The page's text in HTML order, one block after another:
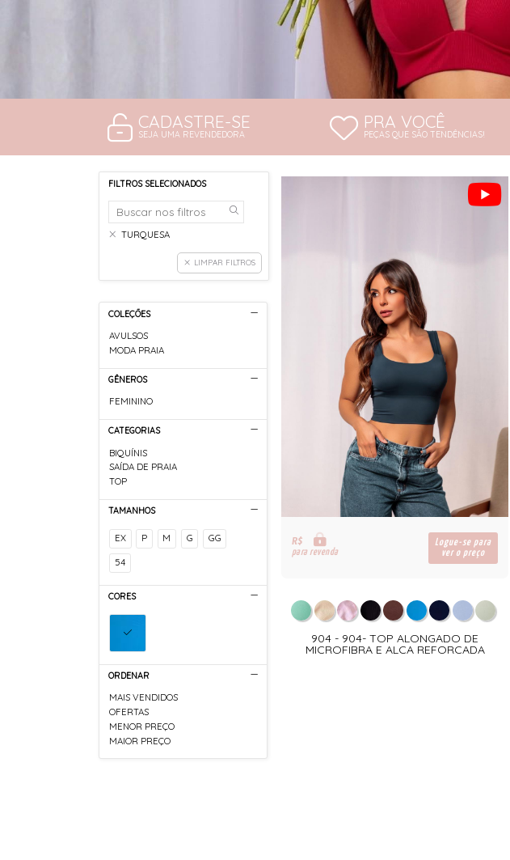
CADASTRE-SE
SEJA UMA REVENDEDORA
PRA VOCÊ
PEÇAS QUE SÃO TENDÊNCIAS!
FILTROS SELECIONADOS
TURQUESA
LIMPAR FILTROS
COLEÇÕES
AVULSOS
MODA PRAIA
GÊNEROS
FEMININO
CATEGORIAS
BIQUÍNIS
SAÍDA DE PRAIA
TOP
TAMANHOS
EX P M G GG
54
CORES
ORDENAR
MAIS VENDIDOS
OFERTAS
MENOR PREÇO
MAIOR PREÇO
R$
para revenda
Logue-se para
ver o preço
904 - 904- TOP ALONGADO DE
MICROFIBRA E ALCA REFORCADA